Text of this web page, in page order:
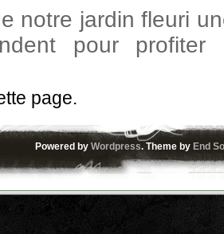
notre jardin fleuri
pour profiter
page.
Powered byWordpress. Theme by End